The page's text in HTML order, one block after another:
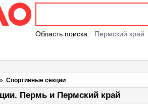
Область поиска: Пермский край
» Спортивные секции
Пермь и Пермский край